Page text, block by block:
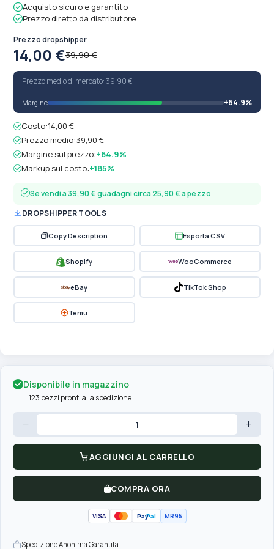
Acquisto sicuro e garantito
Prezzo diretto da distributore
Prezzo dropshipper
14,00 €39,90 €
Prezzo medio di mercato: 39,90 €
Margine +64.9%
Costo:14,00 €
Prezzo medio:39,90 €
Margine sul prezzo:+64.9%
Markup sul costo:+185%
Se vendi a 39,90 € guadagni circa 25,90 € a pezzo
DROPSHIPPER TOOLS
Copy Description Esporta CSV
Shopify WooCommerce
eBay TikTok Shop
Temu
Disponibile in magazzino
123 pezzi pronti alla spedizione
− +
AGGIUNGI AL CARRELLO
COMPRA ORA
VISA PayPal MR95
Spedizione Anonima Garantita